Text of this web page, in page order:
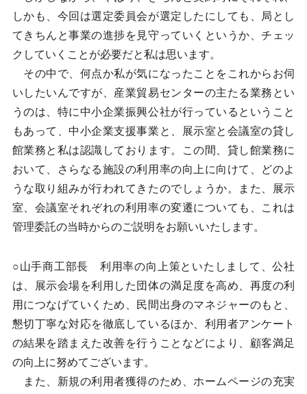
しかも、今回は選定委員会が選定したにしても、局とし
てきちんと事業の進捗を見守っていくというか、チェッ
クしていくことが必要だと私は思います。
その中で、何点か私が気になったことをこれからお伺
いしたいんですが、産業貿易センターの主たる業務とい
うのは、特に中小企業振興公社が行っているということ
もあって、中小企業支援事業と、展示室と会議室の貸し
館業務と私は認識しております。この間、貸し館業務に
おいて、さらなる施設の利用率の向上に向けて、どのよ
うな取り組みが行われてきたのでしょうか。また、展示
室、会議室それぞれの利用率の変遷についても、これは
管理委託の当時からのご説明をお願いいたします。
○山手商工部長 利用率の向上策といたしまして、公社
は、展示会場を利用した団体の満足度を高め、再度の利
用につなげていくため、民間出身のマネジャーのもと、
懇切丁寧な対応を徹底しているほか、利用者アンケート
の結果を踏まえた改善を行うことなどにより、顧客満足
の向上に努めてございます。
また、新規の利用者獲得のため、ホームページの充実